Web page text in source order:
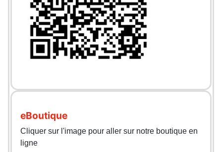
eBoutique
Cliquer sur l'image pour aller sur notre boutique en
ligne